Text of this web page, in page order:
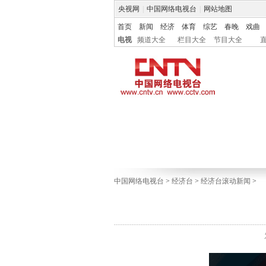
央视网 中国网络电视台 网站地图
首页 新闻 经济 体育 综艺 春晚
戏曲
电视
频道大全 栏目大全 节目大全
中国网络电视台 > 经济台 > 经济台滚动新闻 >